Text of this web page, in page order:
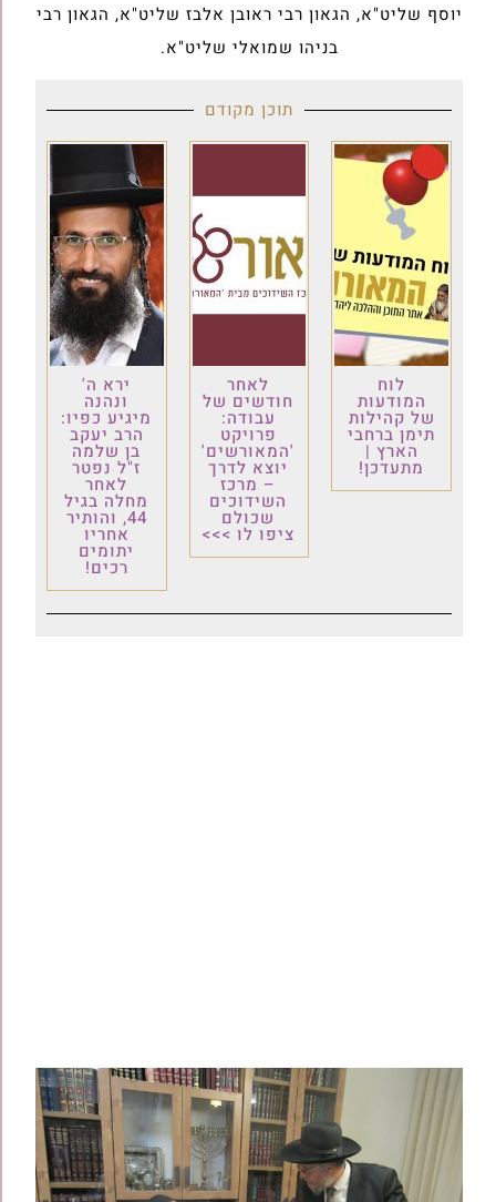
יוסף שליט"א, הגאון רבי ראובן אלבז שליט"א, הגאון רבי
בניהו שמואלי שליט"א.
תוכן מקודם
לוח
המודעות
של קהילות
תימן ברחבי
הארץ |
מתעדכן!
לאחר
חודשים של
עבודה:
פרויקט
'המאורשים'
יוצא לדרך
– מרכז
השידוכים
שכולם
ציפו לו >>>
ירא ה'
ונהנה
מיגיע כפיו:
הרב יעקב
בן שלמה
ז"ל נפטר
לאחר
מחלה בגיל
44, והותיר
אחריו
יתומים
רכים!